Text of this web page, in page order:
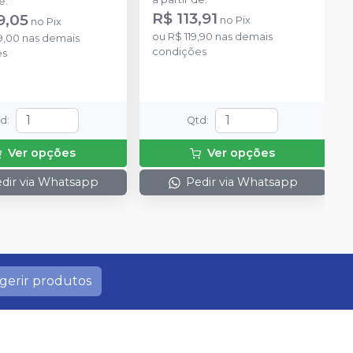
no Pix
nas demais
:
Ver opções
via Whatsapp
R$ 113,91 no Pix
ou R$ 119,90 nas demais
condições
Qtd :
Ver opções
Pedir via Whatsapp
produtos